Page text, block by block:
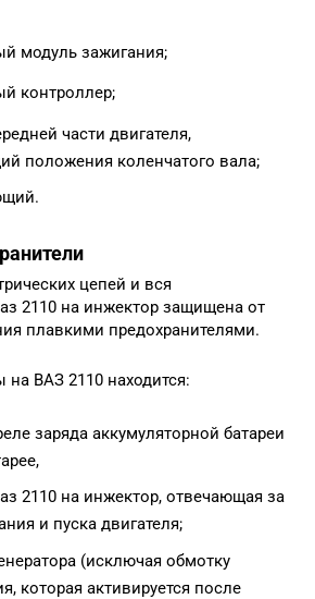
модуль зажигания;
контроллер;
части двигателя,
положения коленчатого вала;
цепей и вся
2110 на инжектор защищена от
плавкими предохранителями.
ВАЗ 2110 находится:
заряда аккумуляторной батареи
2110 на инжектор, отвечающая за
и пуска двигателя;
(исключая обмотку
которая активируется после